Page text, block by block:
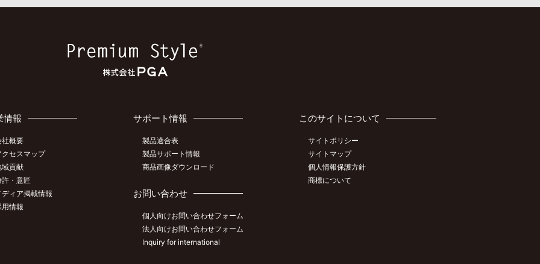
情報
社概要
クセスマップ
域貢献
許・意匠
ディア掲載情報
用情報
サポート情報
製品適合表
製品サポート情報
商品画像ダウンロード
お問い合わせ
個人向けお問い合わせフォーム
法人向けお問い合わせフォーム
Inquiry for international
このサイトについて
サイトポリシー
サイトマップ
個人情報保護方針
商標について